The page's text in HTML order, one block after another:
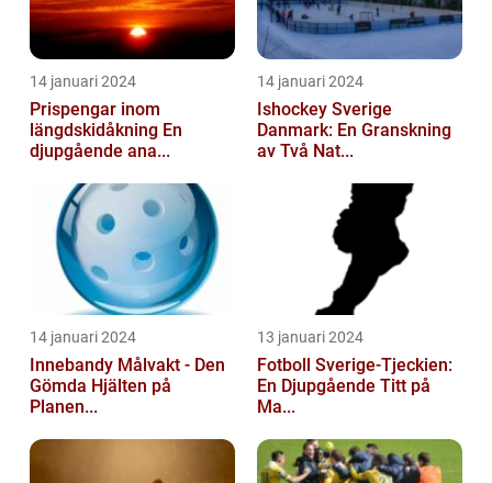
14 januari 2024
Prispengar inom
längdskidåkning En
djupgående ana...
14 januari 2024
Ishockey Sverige
Danmark: En Granskning
av Två Nat...
14 januari 2024
Innebandy Målvakt - Den
Gömda Hjälten på
Planen...
13 januari 2024
Fotboll Sverige-Tjeckien:
En Djupgående Titt på
Ma...